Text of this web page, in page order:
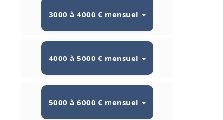
3000 à 4000 € mensuel
4000 à 5000 € mensuel
5000 à 6000 € mensuel